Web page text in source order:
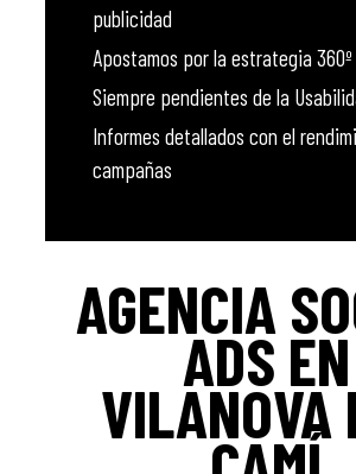
publicidad
Apostamos por la estrategia 360º
Siempre pendientes de la
Informes detallados con el
campañas
AGENCIA
ADS EN
VILANOVA